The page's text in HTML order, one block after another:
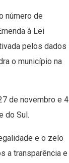
número de
à Lei
pelos dados
o município na
de novembro e 4
do Sul.
e o zelo
a transparência e